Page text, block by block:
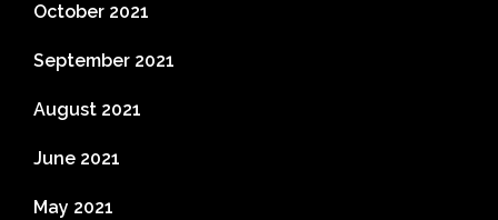
October 2021
September 2021
August 2021
June 2021
May 2021